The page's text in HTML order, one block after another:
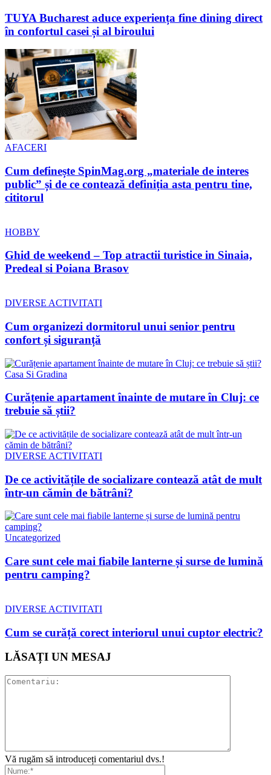
TUYA Bucharest aduce experiența fine dining direct
în confortul casei și al biroului
AFACERI
Cum definește SpinMag.org „materiale de interes
public” și de ce contează definiția asta pentru tine,
cititorul
HOBBY
Ghid de weekend – Top atractii turistice in Sinaia,
Predeal si Poiana Brasov
DIVERSE ACTIVITATI
Cum organizezi dormitorul unui senior pentru
confort și siguranță
Casa Si Gradina
Curățenie apartament înainte de mutare în Cluj: ce
trebuie să știi?
DIVERSE ACTIVITATI
De ce activitățile de socializare contează atât de mult
într-un cămin de bătrâni?
Uncategorized
Care sunt cele mai fiabile lanterne și surse de lumină
pentru camping?
DIVERSE ACTIVITATI
Cum se curăță corect interiorul unui cuptor electric?
LĂSAȚI UN MESAJ
Vă rugăm să introduceți comentariul dvs.!